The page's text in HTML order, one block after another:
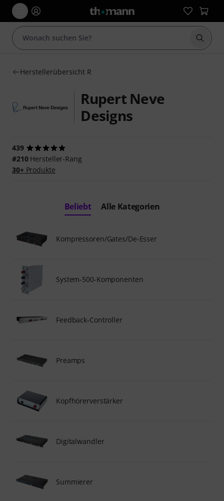
Suche
Herstellerübersicht R
Rupert Neve
Designs
439
#210Hersteller-Rang
30+Produkte
Beliebt Alle Kategorien
Kompressoren/Gates/De-Esser
System-500-Komponenten
Feedback-Controller
Preamps
Kopfhörerverstärker
Digitalwandler
Summierer